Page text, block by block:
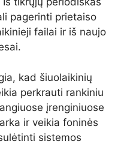
pagerinti prietaiso
failai ir iš naujo
kad šiuolaikinių
perkrauti rankiniu
įrenginiuose
ir veikia foninės
sistemos